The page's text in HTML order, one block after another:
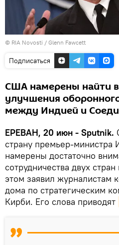
© RIA Novosti / Glenn Fawcett
Подписаться
США намерены найти
улучшения
между Индией и
ЕРЕВАН, 20 июн - Sputnik.
страну премьер-
намерены достаточно
сотрудничества двух
этом заявил журналистам
дома по стратегическим
Кирби. Его слова приводят